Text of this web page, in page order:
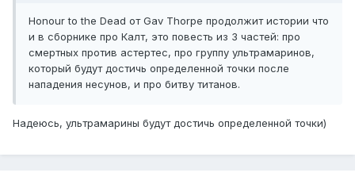
Honour to the Dead от Gav Thorpe продолжит истории что
и в сборнике про Калт, это повесть из 3 частей: про
смертных против астертес, про группу ультрамаринов,
который будут достичь определенной точки после
нападения несунов, и про битву титанов.
Надеюсь, ультрамарины будут достичь определенной точки)